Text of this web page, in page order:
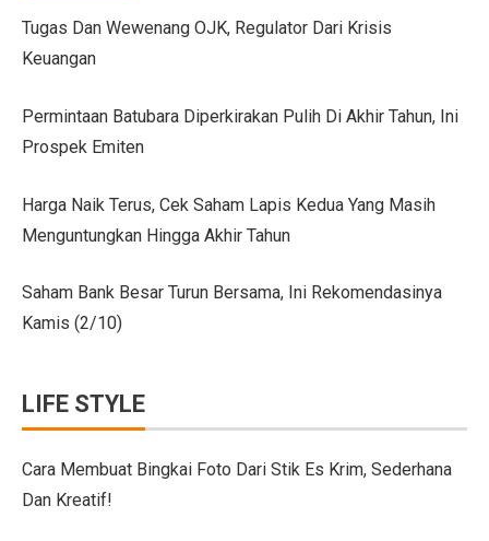
Pengalaman Pertama Mengemudi Jaecoo J8, SUV
Persaingan BMW dan Mercedes-Benz Hadapi Bebas
Citroen C3 Sport dan Jeep Gladiator Meluncur di
Uji Coba Mobil SUV JAECOO J8 SHS ARDIS di
Jeep Gladiator Sport Tampil di GIIAS Bandung 2025
GIIAS Bandung 2025: Konsistensi 54 Tahun Toyota
10 Model Batu Alam Dinding Minimalis Terbaru
Tugas Dan Wewenang OJK, Regulator Dari Krisis
Keuangan
Permintaan Batubara Diperkirakan Pulih Di Akhir Tahun, Ini
Prospek Emiten
Harga Naik Terus, Cek Saham Lapis Kedua Yang Masih
Menguntungkan Hingga Akhir Tahun
Saham Bank Besar Turun Bersama, Ini Rekomendasinya
Kamis (2/10)
LIFE STYLE
Cara Membuat Bingkai Foto Dari Stik Es Krim, Sederhana
Dan Kreatif!